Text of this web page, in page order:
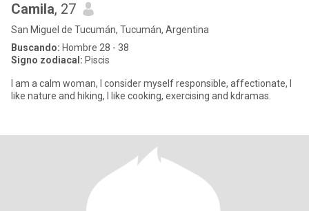
Camila, 27
San Miguel de Tucumán, Tucumán, Argentina
Buscando: Hombre 28 - 38
Signo zodiacal: Piscis
I am a calm woman, I consider myself responsible, affectionate, I
like nature and hiking, I like cooking, exercising and kdramas.